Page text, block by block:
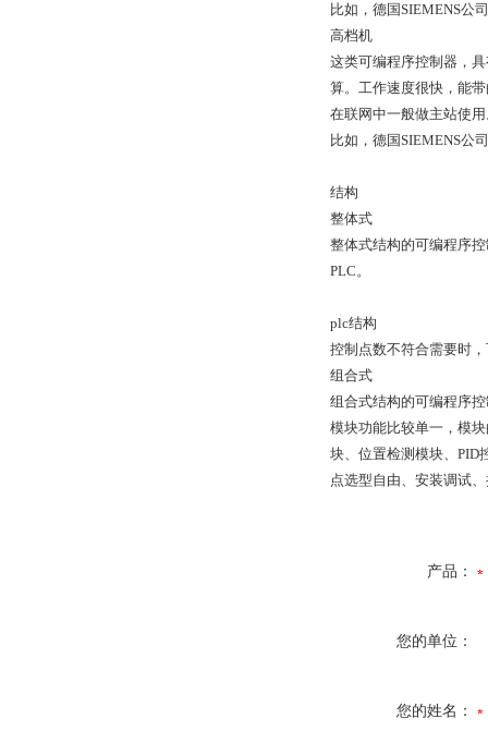
比如，德国SIEMENS公
高档机
这类可编程序控制器，
算。工作速度很快，能
在联网中一般做主站使
比如，德国SIEMENS公
结构
整体式
整体式结构的可编程序
PLC。
plc结构
控制点数不符合需要时
组合式
组合式结构的可编程序
模块功能比较单一，模
块、位置检测模块、PID
点选型自由、安装调试
产品：
您的单位：
您的姓名：